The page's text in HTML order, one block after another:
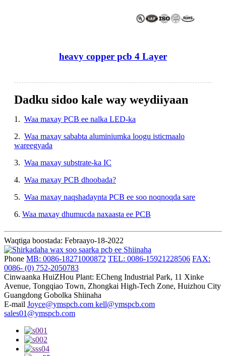
heavy copper pcb 4 Layer
Dadku sidoo kale way weydiiyaan
1. Waa maxay PCB ee nalka LED-ka
2. Waa maxay sababta aluminiumka loogu isticmaalo
wareegyada
3. Waa maxay substrate-ka IC
4. Waa maxay PCB dhoobada?
5. Waa maxay naqshadaynta PCB ee soo noqnoqda sare
6. Waa maxay dhumucda naxaasta ee PCB
Waqtiga boostada: Febraayo-18-2022
Phone MB: 0086-18271000872 TEL: 0086-15921228506 FAX:
0086- (0) 752-2050783
Cinwaanka HuiZHou Plant: ECheng Industrial Park, 11 Xinke
Avenue, Tongqiao Town, Zhongkai High-Tech Zone, Huizhou City
Guangdong Gobolka Shiinaha
E-mail Joyce@ymspcb.com kell@ymspcb.com
sales01@ymspcb.com